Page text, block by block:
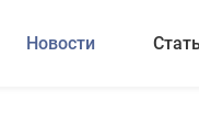
Новости